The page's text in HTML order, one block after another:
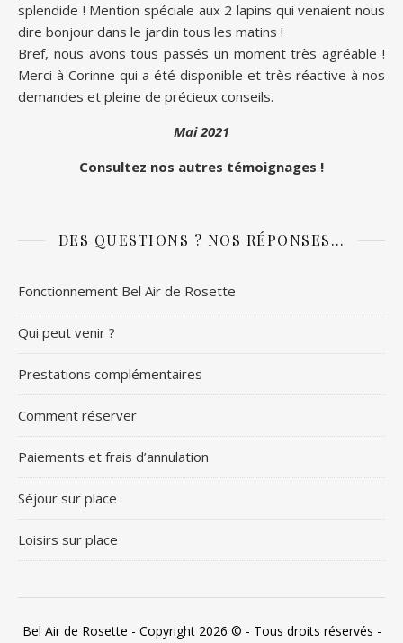
splendide ! Mention spéciale aux 2 lapins qui venaient nous
dire bonjour dans le jardin tous les matins !
Bref, nous avons tous passés un moment très agréable !
Merci à Corinne qui a été disponible et très réactive à nos
demandes et pleine de précieux conseils.
Mai 2021
Consultez nos autres témoignages !
DES QUESTIONS ? NOS RÉPONSES…
Fonctionnement Bel Air de Rosette
Qui peut venir ?
Prestations complémentaires
Comment réserver
Paiements et frais d’annulation
Séjour sur place
Loisirs sur place
Bel Air de Rosette - Copyright 2026 © - Tous droits réservés -